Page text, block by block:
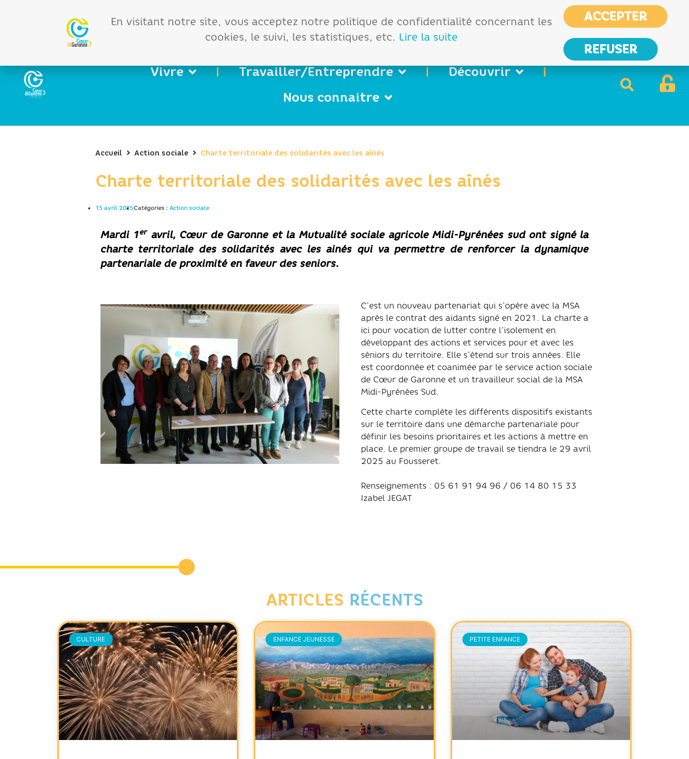
France services
Nous
contacter
Vivre Travailler/Entreprendre
Découvrir
Nous connaitre
Accueil Action sociale Charte territoriale des solidarités avec les aînés
Charte territoriale des solidarités avec les aînés
15 avril 2025Catégories : Action sociale
Mardi 1eravril, Cœur de Garonne et la Mutualité sociale agricole Midi-Pyrénées sud ont signé la
charte territoriale des solidarités avec les ainés qui va permettre de renforcer la dynamique
partenariale de proximité en faveur des seniors.
C’est un nouveau partenariat qui s’opère avec la MSA
après le contrat des aidants signé en 2021. La charte a
ici pour vocation de lutter contre l’isolement en
développant des actions et services pour et avec les
séniors du territoire. Elle s’étend sur trois années. Elle
est coordonnée et coanimée par le service action sociale
de Cœur de Garonne et un travailleur social de la MSA
Midi-Pyrénées Sud.
Cette charte complète les différents dispositifs existants
sur le territoire dans une démarche partenariale pour
définir les besoins prioritaires et les actions à mettre en
place. Le premier groupe de travail se tiendra le 29 avril
2025 au Fousseret.
Renseignements : 05 61 91 94 96 / 06 14 80 15 33
Izabel JEGAT
ARTICLES RÉCENTS
CULTURE ENFANCE JEUNESSE PETITE ENFANCE
En visitant notre site, vous acceptez notre politique de confidentialité concernant les
cookies, le suivi, les statistiques, etc. Lire la suite
ACCEPTER
REFUSER